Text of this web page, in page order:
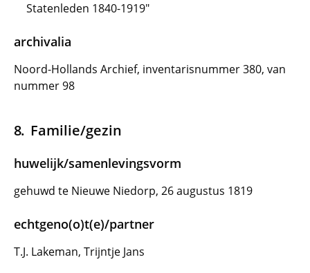
Statenleden 1840-1919"
archivalia
Noord-Hollands Archief, inventarisnummer 380, van
nummer 98
Familie/gezin
huwelijk/samenlevingsvorm
gehuwd te Nieuwe Niedorp, 26 augustus 1819
echtgeno(o)t(e)/partner
T.J. Lakeman, Trijntje Jans